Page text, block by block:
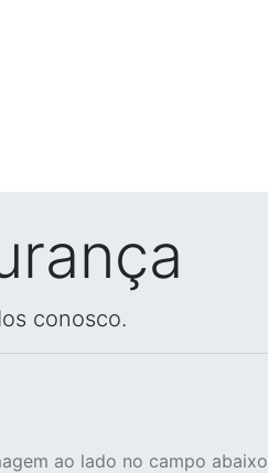
conosco.
ao lado no campo abaixo